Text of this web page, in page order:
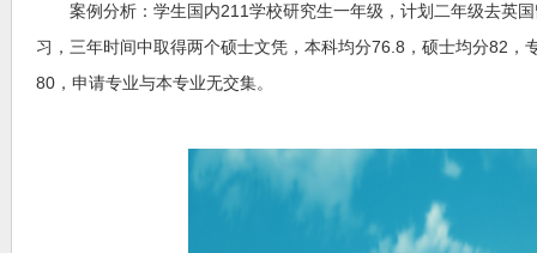
案例分析：学生国内211学校研究生一年级，计划二年级去英国
习，三年时间中取得两个硕士文凭，本科均分76.8，硕士均分82，
80，申请专业与本专业无交集。